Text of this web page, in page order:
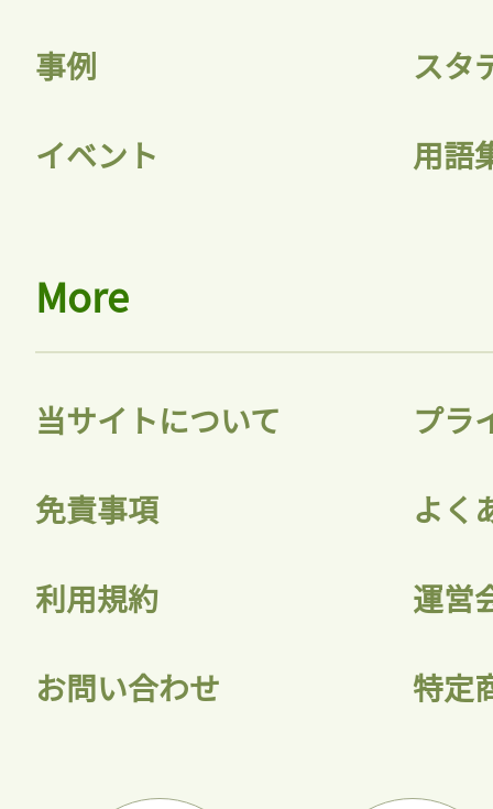
事例 スタ
イベント 用語
More
当サイトについて プラ
免責事項 よく
利用規約 運営
お問い合わせ 特定